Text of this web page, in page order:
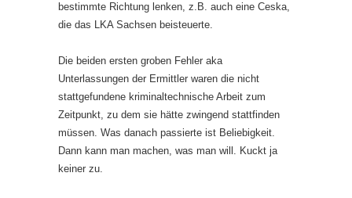
bestimmte Richtung lenken, z.B. auch eine Ceska,
die das LKA Sachsen beisteuerte.
Die beiden ersten groben Fehler aka
Unterlassungen der Ermittler waren die nicht
stattgefundene kriminaltechnische Arbeit zum
Zeitpunkt, zu dem sie hätte zwingend stattfinden
müssen. Was danach passierte ist Beliebigkeit.
Dann kann man machen, was man will. Kuckt ja
keiner zu.